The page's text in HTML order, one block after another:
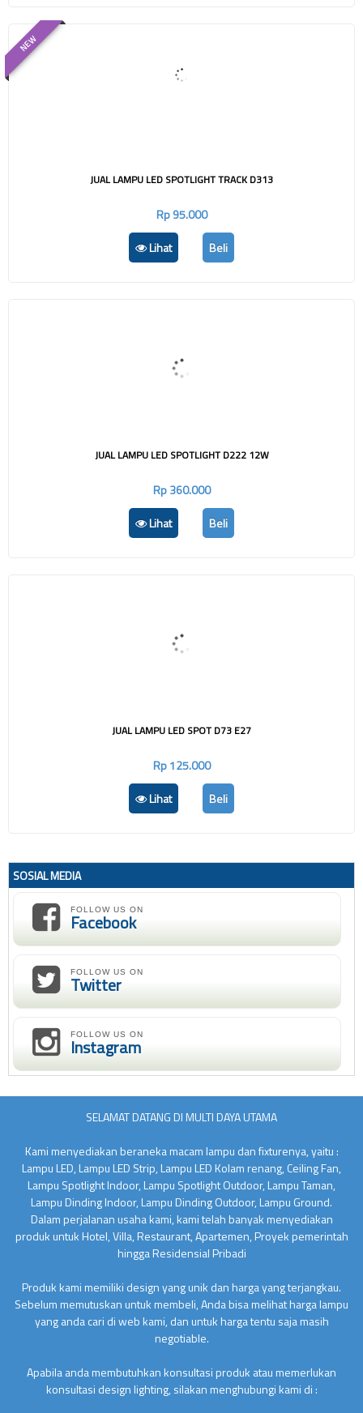
NEW
JUAL LAMPU LED SPOTLIGHT TRACK D313
Rp 95.000
Lihat
Beli
JUAL LAMPU LED SPOTLIGHT D222 12W
Rp 360.000
Lihat
Beli
JUAL LAMPU LED SPOT D73 E27
Rp 125.000
Lihat
Beli
SOSIAL MEDIA
FOLLOW US ON
Facebook
FOLLOW US ON
Twitter
FOLLOW US ON
Instagram
SELAMAT DATANG DI MULTI DAYA UTAMA
Kami menyediakan beraneka macam lampu dan fixturenya, yaitu :
Lampu LED, Lampu LED Strip, Lampu LED Kolam renang, Ceiling Fan,
Lampu Spotlight Indoor, Lampu Spotlight Outdoor, Lampu Taman,
Lampu Dinding Indoor, Lampu Dinding Outdoor, Lampu Ground.
Dalam perjalanan usaha kami, kami telah banyak menyediakan
produk untuk Hotel, Villa, Restaurant, Apartemen, Proyek pemerintah
hingga Residensial Pribadi
Produk kami memiliki design yang unik dan harga yang terjangkau.
Sebelum memutuskan untuk membeli, Anda bisa melihat harga lampu
yang anda cari di web kami, dan untuk harga tentu saja masih
negotiable.
Apabila anda membutuhkan konsultasi produk atau memerlukan
konsultasi design lighting, silakan menghubungi kami di :